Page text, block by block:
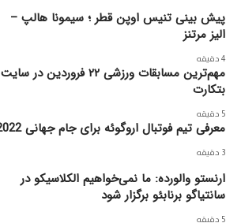
پیش‌ بینی تنیس اوپن قطر ؛ سیمونا هالپ –
الیز مرتنز
4 دقیقه
مهم‌ترین مسابقات ورزشی ۲۲ فروردین در سایت
بتکارت
5 دقیقه
معرفی تیم فوتبال اروگوئه برای جام جهانی 2022
3 دقیقه
ارنستو والورده: ما نمی‌خواهیم الکلاسیکو در
سانتیاگو برنابئو برگزار شود
5 دقیقه